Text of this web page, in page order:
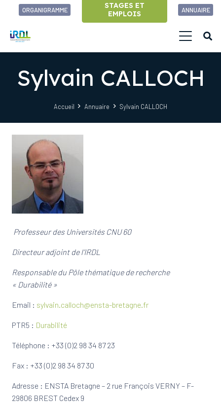
ORGANIGRAMME
STAGES ET
EMPLOIS
ANNUAIRE
Sylvain CALLOCH
Accueil Annuaire Sylvain CALLOCH
Professeur des Universités CNU 60
Directeur adjoint de l’IRDL
Responsable du Pôle thématique de recherche
« Durabilité »
Email : sylvain.calloch@ensta-bretagne.fr
PTR5 : Durabilité
Téléphone : +33 (0)2 98 34 87 23
Fax : +33 (0)2 98 34 87 30
Adresse : ENSTA Bretagne – 2 rue François VERNY – F-
29806 BREST Cedex 9